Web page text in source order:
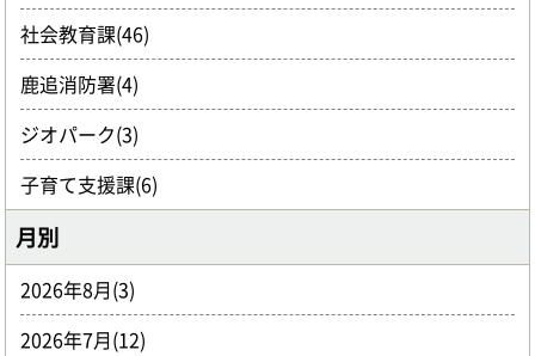
社会教育課(46)
鹿追消防署(4)
ジオパーク(3)
子育て支援課(6)
月別
2026年8月(3)
2026年7月(12)